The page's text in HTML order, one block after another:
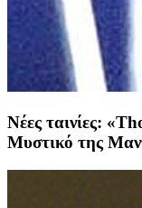
Νέες ταινίες:
Μυστικό της